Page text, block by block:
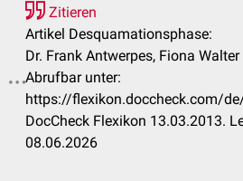
Zitieren
Artikel Desquamationsphase:
Dr. Frank Antwerpes, Fiona Walter
Abrufbar unter:
https://flexikon.doccheck.com/
DocCheck Flexikon 13.03.2013.
08.06.2026